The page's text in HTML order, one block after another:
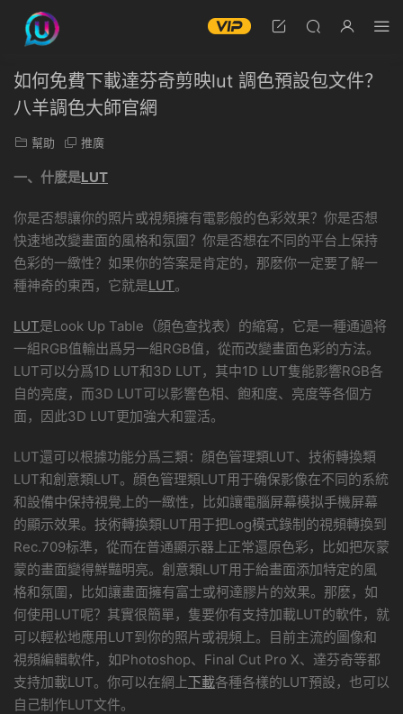
如何免費下載達芬奇剪映lut 調色預設包文件？
八羊調色大師官網
幫助 推廣
一、什麽是LUT
你是否想讓你的照片或視頻擁有電影般的色彩效果？你是否想
快速地改變畫面的風格和氛圍？你是否想在不同的平台上保持
色彩的一緻性？如果你的答案是肯定的，那麽你一定要了解一
種神奇的東西，它就是LUT。
LUT是Look Up Table（顔色查找表）的縮寫，它是一種通過将
一組RGB值輸出爲另一組RGB值，從而改變畫面色彩的方法。
LUT可以分爲1D LUT和3D LUT，其中1D LUT隻能影響RGB各
自的亮度，而3D LUT可以影響色相、飽和度、亮度等各個方
面，因此3D LUT更加強大和靈活。
LUT還可以根據功能分爲三類：顔色管理類LUT、技術轉換類
LUT和創意類LUT。顔色管理類LUT用于确保影像在不同的系統
和設備中保持視覺上的一緻性，比如讓電腦屏幕模拟手機屏幕
的顯示效果。技術轉換類LUT用于把Log模式錄制的視頻轉換到
Rec.709标準，從而在普通顯示器上正常還原色彩，比如把灰蒙
蒙的畫面變得鮮豔明亮。創意類LUT用于給畫面添加特定的風
格和氛圍，比如讓畫面擁有富士或柯達膠片的效果。那麽，如
何使用LUT呢？其實很簡單，隻要你有支持加載LUT的軟件，就
可以輕松地應用LUT到你的照片或視頻上。目前主流的圖像和
視頻編輯軟件，如Photoshop、Final Cut Pro X、達芬奇等都
支持加載LUT。你可以在網上下載各種各樣的LUT預設，也可以
自己制作LUT文件。